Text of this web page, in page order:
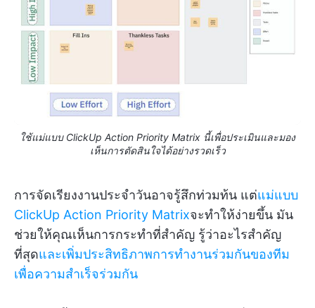
ใช้แม่แบบ ClickUp Action Priority Matrix นี้เพื่อประเมินและมอง
เห็นการตัดสินใจได้อย่างรวดเร็ว
การจัดเรียงงานประจำวันอาจรู้สึกท่วมท้น แต่แม่แบบ
ClickUp Action Priority Matrixจะทำให้ง่ายขึ้น มัน
ช่วยให้คุณเห็นการกระทำที่สำคัญ รู้ว่าอะไรสำคัญ
ที่สุดและเพิ่มประสิทธิภาพการทำงานร่วมกันของทีม
เพื่อความสำเร็จร่วมกัน